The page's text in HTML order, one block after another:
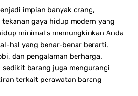
impian banyak orang,
gaya hidup modern yang
minimalis memungkinkan Anda
hal yang benar-benar berarti,
dan pengalaman berharga.
sedikit barang juga mengurangi
terkait perawatan barang-